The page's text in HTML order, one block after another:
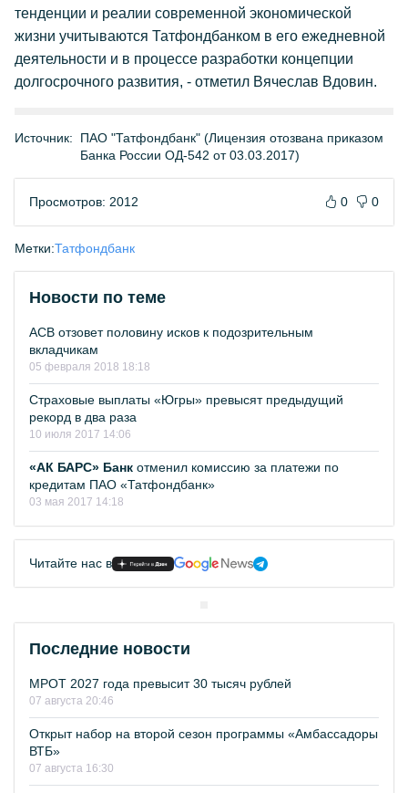
тенденции и реалии современной экономической
жизни учитываются Татфондбанком в его ежедневной
деятельности и в процессе разработки концепции
долгосрочного развития, - отметил Вячеслав Вдовин.
Источник:
ПАО "Татфондбанк" (Лицензия отозвана приказом
Банка России ОД-542 от 03.03.2017)
Просмотров: 2012 0 0
Метки:Татфондбанк
Новости по теме
АСВ отзовет половину исков к подозрительным
вкладчикам
05 февраля 2018 18:18
Страховые выплаты «Югры» превысят предыдущий
рекорд в два раза
10 июля 2017 14:06
«АК БАРС» Банк отменил комиссию за платежи по
кредитам ПАО «Татфондбанк»
03 мая 2017 14:18
Читайте нас в
Последние новости
МРОТ 2027 года превысит 30 тысяч рублей
07 августа 20:46
Открыт набор на второй сезон программы «Амбассадоры
ВТБ»
07 августа 16:30